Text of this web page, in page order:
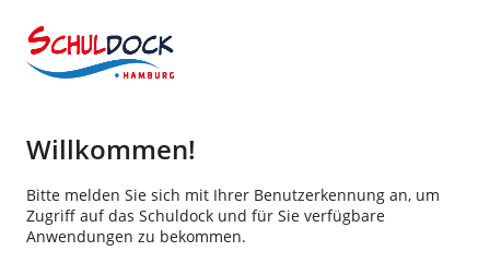
Willkommen!
Bitte melden Sie sich mit Ihrer Benutzerkennung an, um
Zugriff auf das Schuldock und für Sie verfügbare
Anwendungen zu bekommen.